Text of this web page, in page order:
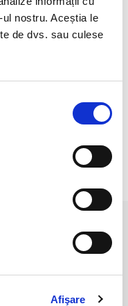
nostru. Aceștia le
de dvs. sau culese
Afişare
sub lumina alba.
de rezolutia